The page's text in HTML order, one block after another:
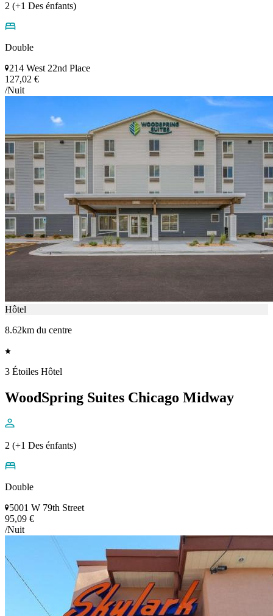
2 (+1 Des énfants)
Double
214 West 22nd Place
127,02 €
/Nuit
Hôtel
8.62km du centre
3 Étoiles Hôtel
WoodSpring Suites Chicago Midway
2 (+1 Des énfants)
Double
5001 W 79th Street
95,09 €
/Nuit